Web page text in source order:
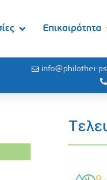
Επικαιρότητα
info@philothei-